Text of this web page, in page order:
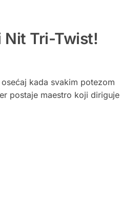
Nit Tri-Twist!
kada svakim potezom
postaje maestro koji diriguje